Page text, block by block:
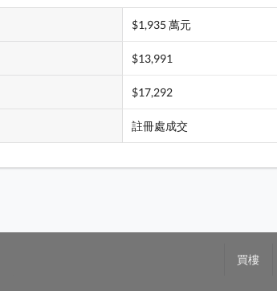
$1,935 萬元
$13,991
$17,292
註冊處成交
買樓